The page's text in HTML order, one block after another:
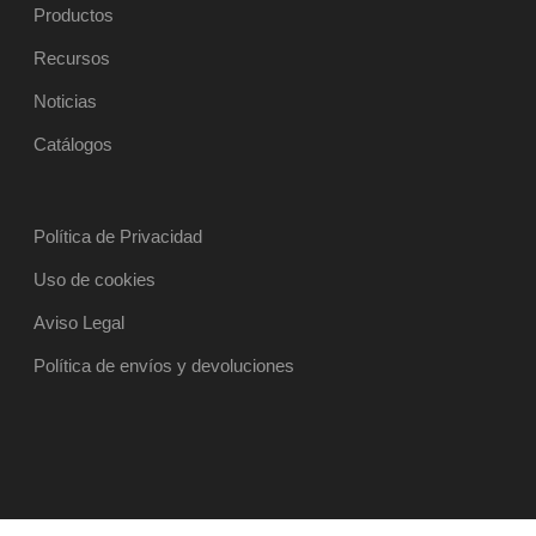
Productos
Recursos
Noticias
Catálogos
Política de Privacidad
Uso de cookies
Aviso Legal
Política de envíos y devoluciones